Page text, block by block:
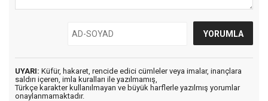
UYARI: Küfür, hakaret, rencide edici cümleler veya imalar, inançlara
saldırı içeren, imla kuralları ile yazılmamış,
Türkçe karakter kullanılmayan ve büyük harflerle yazılmış yorumlar
onaylanmamaktadır.